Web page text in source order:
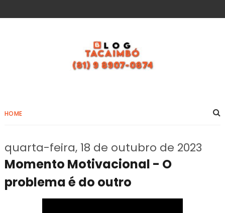
HOME
quarta-feira, 18 de outubro de 2023
Momento Motivacional - O
problema é do outro